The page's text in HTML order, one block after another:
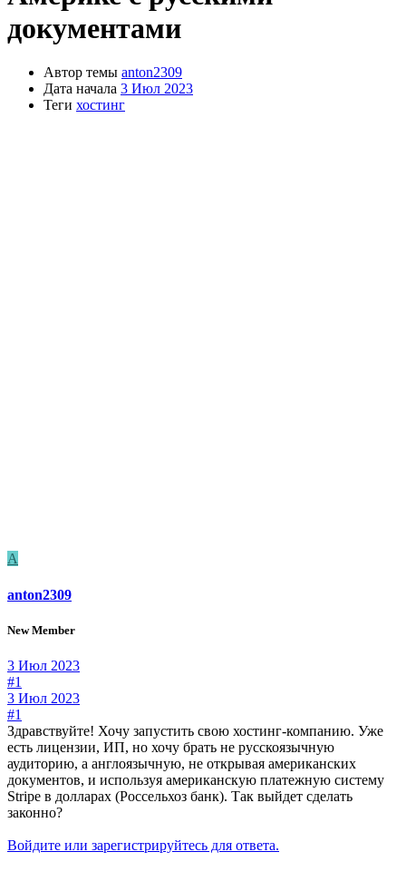
документами
Автор темы anton2309
Дата начала 3 Июл 2023
Теги хостинг
A
anton2309
New Member
3 Июл 2023
#1
3 Июл 2023
#1
Здравствуйте! Хочу запустить свою хостинг-компанию. Уже
есть лицензии, ИП, но хочу брать не русскоязычную
аудиторию, а англоязычную, не открывая американских
документов, и используя американскую платежную систему
Stripe в долларах (Россельхоз банк). Так выйдет сделать
законно?
Войдите или зарегистрируйтесь для ответа.